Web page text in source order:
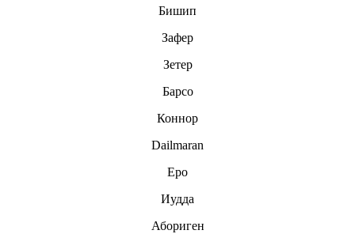
Бишип
Зафер
Зетер
Барсо
Коннор
Dailmaran
Еро
Иудда
Абориген